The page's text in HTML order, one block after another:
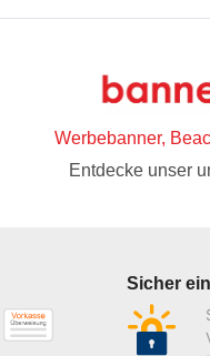
Werbebanner,
Entdecke unser
Sicher